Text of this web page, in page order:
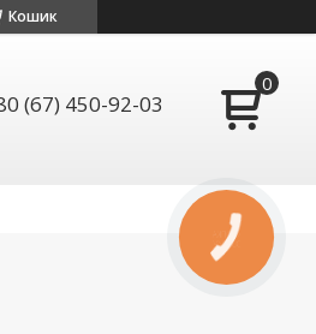
Кошик
(67) 450-92-03
КНОПКА
ЗВ'ЯЗКУ